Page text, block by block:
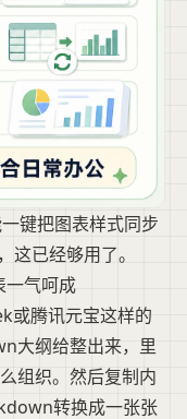
键把图表样式同步
这已经够用了。
一气呵成
或腾讯元宝这样的
大纲给整出来，里
组织。然后复制内
转换成一张张